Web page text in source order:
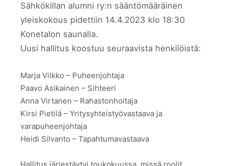
Sähkökillan alumni ry:n sääntömääräinen
yleiskokous pidettiin 14.4.2023 klo 18:30
Konetalon saunalla.
Uusi hallitus koostuu seuraavista henkilöistä:
Marja Vilkko – Puheenjohtaja
Paavo Asikainen – Sihteeri
Anna Virtanen – Rahastonhoitaja
Kirsi Pietilä – Yritysyhteistyövastaava ja
varapuheenjohtaja
Heidi Silvanto – Tapahtumavastaava